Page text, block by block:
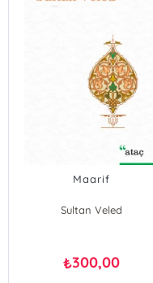
Maarif
Sultan Veled
₺300,00